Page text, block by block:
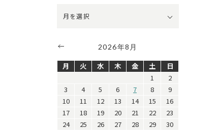
2026年8月
月 火 水 木 金 土
日
1
2
3
4 5 6 7 8
9
10
11 12 13 14 15
16
17
18 19 20 21 22
23
24
25 26 27 28 29
30